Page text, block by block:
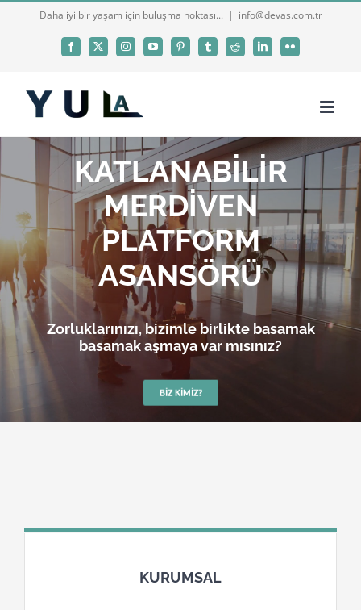
Daha iyi bir yaşam için buluşma noktası... | info@devas.com.tr
Facebook
X InstagramYouTubePinterestTumblrReddit LinkedInFlickr
KATLANABİLİR
MERDİVEN
PLATFORM
ASANSÖRÜ
Zorluklarınızı, bizimle birlikte basamak
basamak aşmaya var mısınız?
BIZ KIMIZ?
KURUMSAL